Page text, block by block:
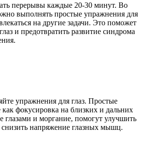
перерывы каждые 20-30 минут. Во
выполнять простые упражнения для
на другие задачи. Это поможет
и предотвратить развитие синдрома
упражнения для глаз. Простые
фокусировка на близких и дальних
глазами и моргание, помогут улучшить
напряжение глазных мышц.